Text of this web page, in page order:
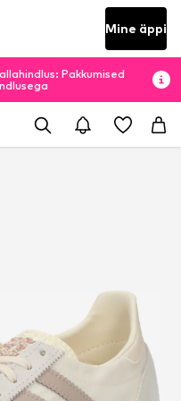
Mine äppi
Pakkumised